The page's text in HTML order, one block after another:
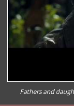
Fathers and